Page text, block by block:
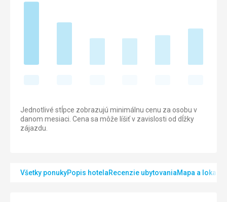
Jednotlivé stĺpce zobrazujú minimálnu cenu za osobu v
danom mesiaci. Cena sa môže líšiť v zavislosti od dĺžky
zájazdu.
Všetky ponukyPopis hotelaRecenzie ubytovaniaMapa a lokalita